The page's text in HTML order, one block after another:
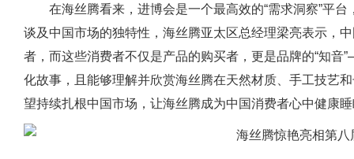
在海丝腾看来，进博会是一个最高效的“需求洞察”平
谈及中国市场的独特性，海丝腾亚太区总经理梁亮表示，
者，而这些消费者不仅是产品的购买者，更是品牌的“知
化故事，且能够理解并欣赏海丝腾在天然材质、手工技艺
望持续扎根中国市场，让海丝腾成为中国消费者心中健康